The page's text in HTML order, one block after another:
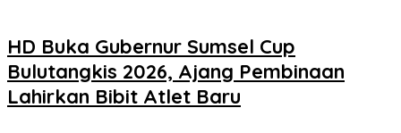
HD Buka Gubernur Sumsel Cup
Bulutangkis 2026, Ajang Pembinaan
Lahirkan Bibit Atlet Baru